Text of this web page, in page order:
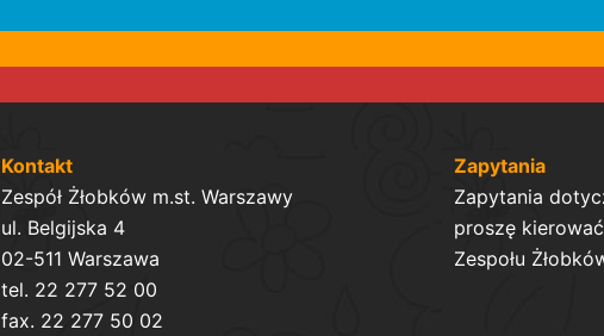
Kontakt
Zespół Żłobków m.st. Warszawy
ul. Belgijska 4
02-511 Warszawa
tel. 22 277 52 00
fax. 22 277 50 02
Zapytania
Zapytania
proszę
Zespołu